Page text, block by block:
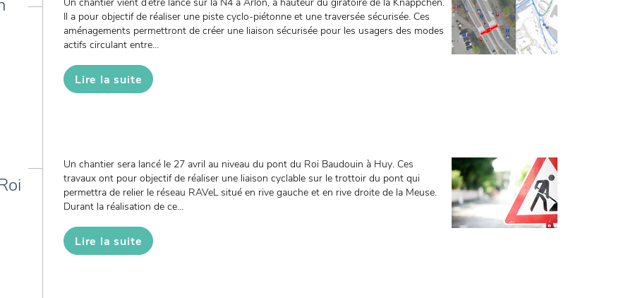
Il a pour objectif de réaliser une piste cyclo-piétonne et une traversée sécurisée. Ces
aménagements permettront de créer une liaison sécurisée pour les usagers des modes
actifs circulant entre...
Lire la suite
Un chantier sera lancé le 27 avril au niveau du pont du Roi Baudouin à Huy. Ces
travaux ont pour objectif de réaliser une liaison cyclable sur le trottoir du pont qui
permettra de relier le réseau RAVeL situé en rive gauche et en rive droite de la Meuse.
Durant la réalisation de ce...
Lire la suite